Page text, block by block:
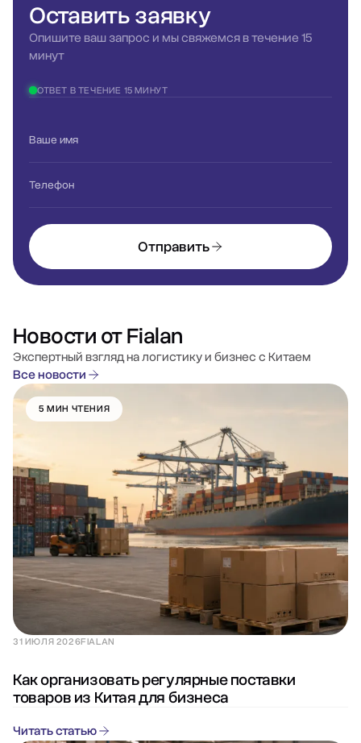
Оставитьзаявку
Опишите ваш запрос и мы свяжемся в течение 15
минут
ОТВЕТ В ТЕЧЕНИЕ 15 МИНУТ
Ваше имя
Телефон
Отправить
Новости от Fialan
Экспертный взгляд на логистику и бизнес с Китаем
Все новости
5 МИН ЧТЕНИЯ
31 ИЮЛЯ 2026FIALAN
Как организовать регулярные поставки
товаров из Китая для бизнеса
Читать статью